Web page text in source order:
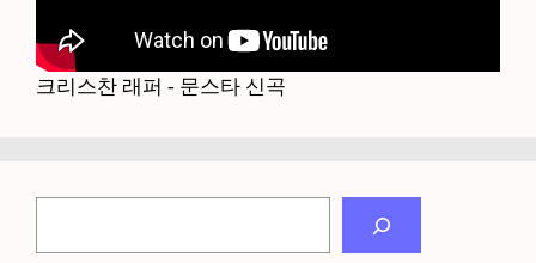
크리스찬 래퍼 - 문스타 신곡